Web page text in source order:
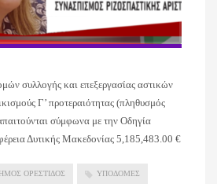
συλλογής και επεξεργασίας αστικών
Γ’ προτεραιότητας (πληθυσμός
σύμφωνα με την Οδηγία
Δυτικής Μακεδονίας 5,185,483.00 €
ΟΡΕΣΤΙΔΟΣ ΥΠΟΔΟΜΕΣ